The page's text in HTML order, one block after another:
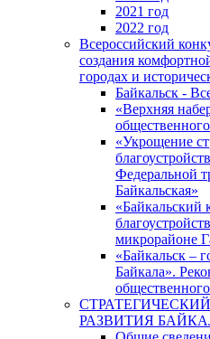
2021 год
2022 год
Всероссийский
создания
городах и
Байкальск -
«Верхняя
«Укрощение
Федеральной
Байкальская»
«Байкальский
микрорайоне
«Байкальск –
Байкала».
РАЗВИТИЯ